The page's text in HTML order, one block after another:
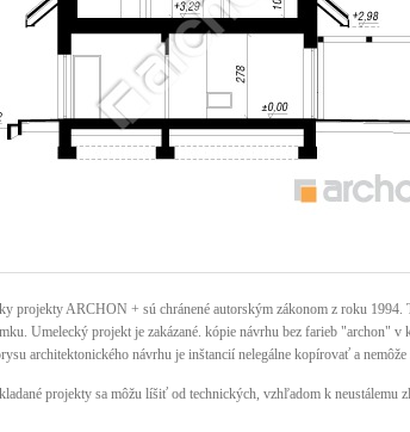
projekty ARCHON + sú chránené autorským zákonom z roku 1994.
Umelecký projekt je zakázané. kópie návrhu bez farieb "archon"
architektonického návrhu je inštancií nelegálne kopírovať a
projekty sa môžu líšiť od technických, vzhľadom k neustálemu